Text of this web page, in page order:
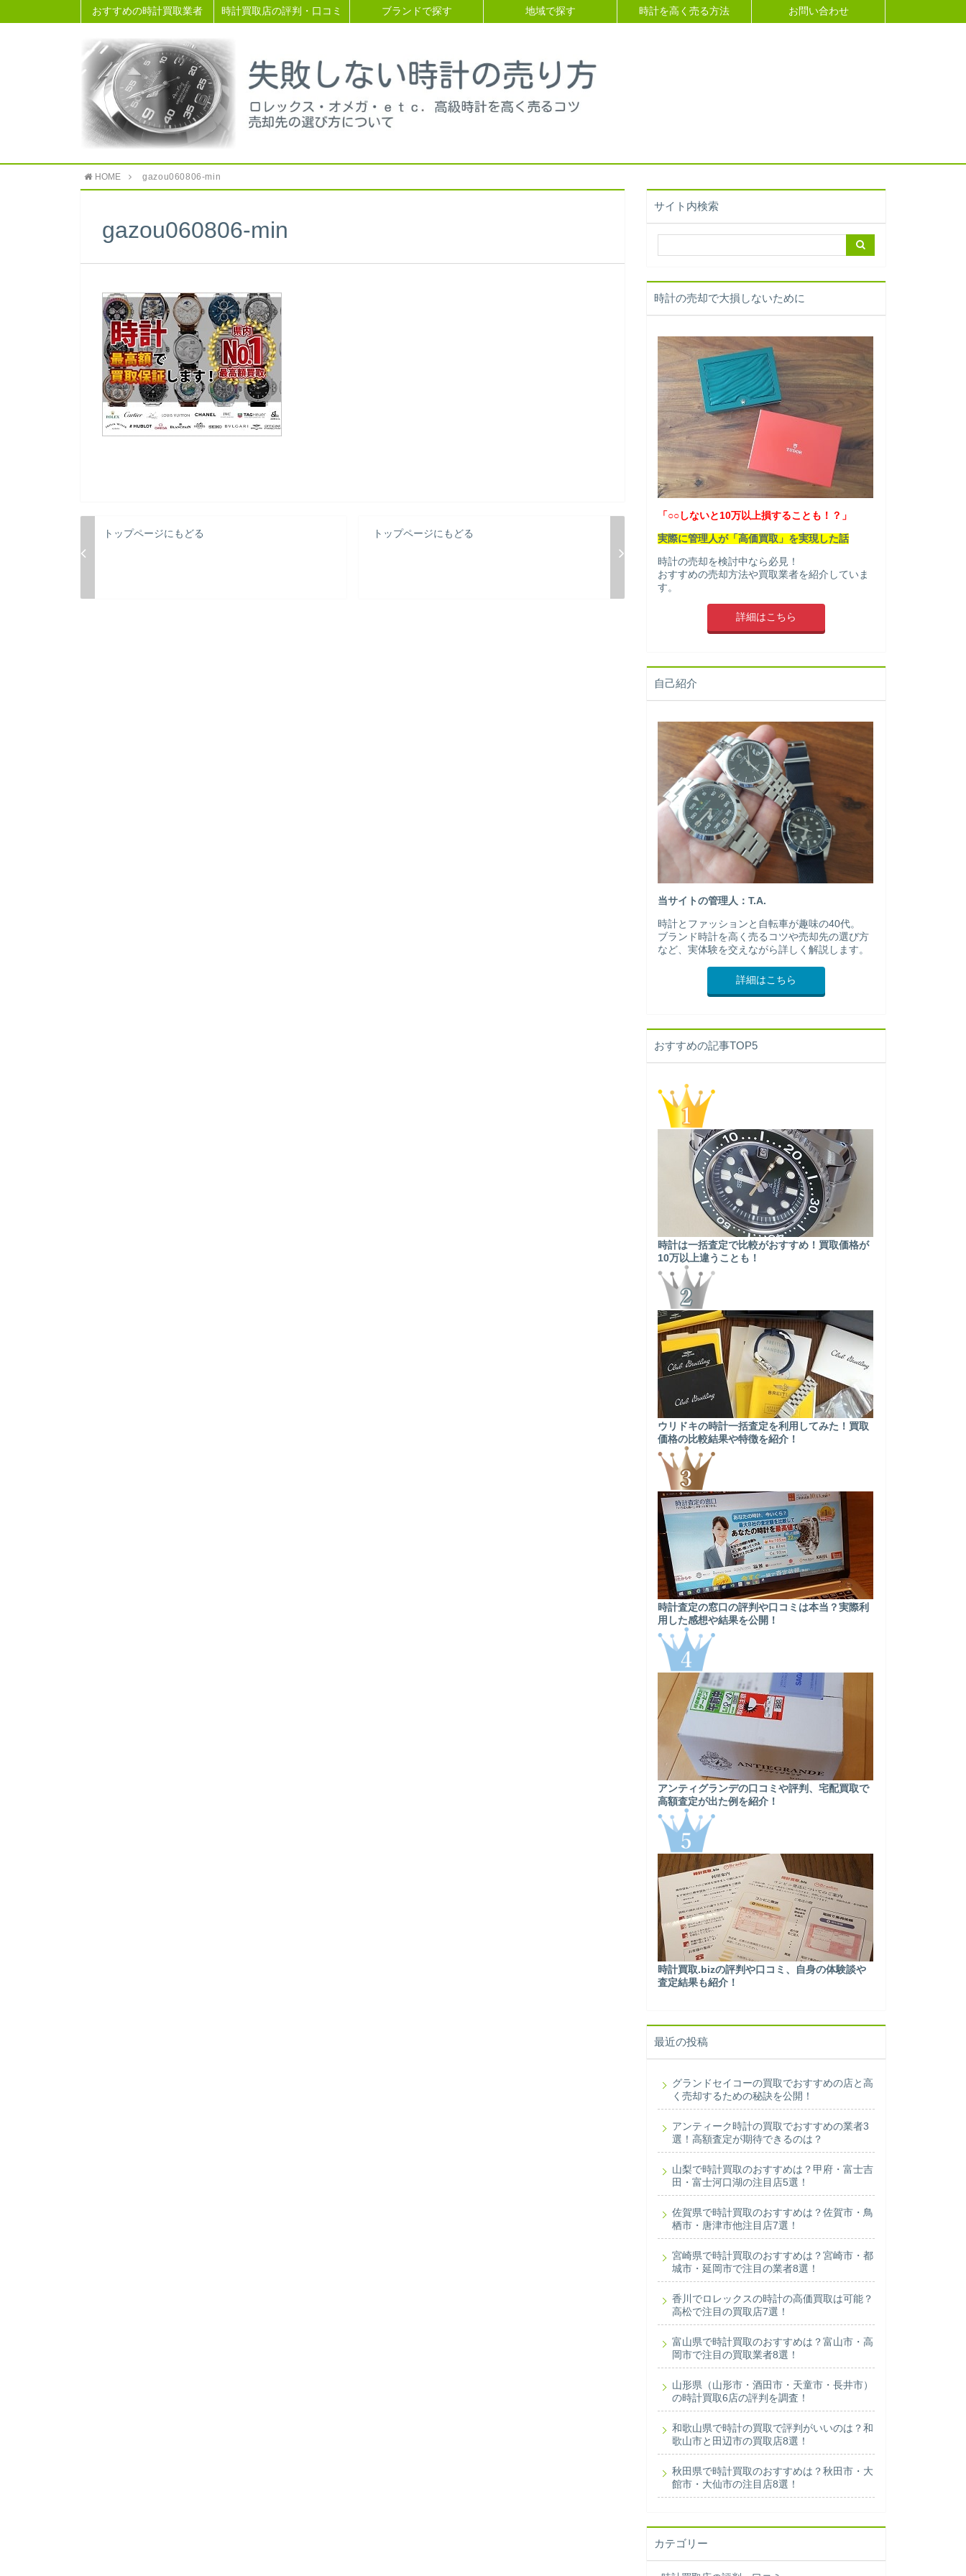
おすすめの時計買取業者 時計買取店の評判・口コミ ブランドで探す 地域で探す 時計を高く売る方法 お問い合わせ
HOME gazou060806-min
gazou060806-min
トップページにもどる トップページにもどる
サイト内検索
時計の売却で大損しないために
「○○しないと10万以上損することも！？」
実際に管理人が「高価買取」を実現した話
時計の売却を検討中なら必見！
おすすめの売却方法や買取業者を紹介していま
す。
詳細はこちら
自己紹介
当サイトの管理人：T.A.
時計とファッションと自転車が趣味の40代。
ブランド時計を高く売るコツや売却先の選び方
など、実体験を交えながら詳しく解説します。
詳細はこちら
おすすめの記事TOP5
時計は一括査定で比較がおすすめ！買取価格が
10万以上違うことも！
ウリドキの時計一括査定を利用してみた！買取
価格の比較結果や特徴を紹介！
時計査定の窓口の評判や口コミは本当？実際利
用した感想や結果を公開！
アンティグランデの口コミや評判、宅配買取で
高額査定が出た例を紹介！
時計買取.bizの評判や口コミ、自身の体験談や
査定結果も紹介！
最近の投稿
グランドセイコーの買取でおすすめの店と高
く売却するための秘訣を公開！
アンティーク時計の買取でおすすめの業者3
選！高額査定が期待できるのは？
山梨で時計買取のおすすめは？甲府・富士吉
田・富士河口湖の注目店5選！
佐賀県で時計買取のおすすめは？佐賀市・鳥
栖市・唐津市他注目店7選！
宮崎県で時計買取のおすすめは？宮崎市・都
城市・延岡市で注目の業者8選！
香川でロレックスの時計の高価買取は可能？
高松で注目の買取店7選！
富山県で時計買取のおすすめは？富山市・高
岡市で注目の買取業者8選！
山形県（山形市・酒田市・天童市・長井市）
の時計買取6店の評判を調査！
和歌山県で時計の買取で評判がいいのは？和
歌山市と田辺市の買取店8選！
秋田県で時計買取のおすすめは？秋田市・大
館市・大仙市の注目店8選！
カテゴリー